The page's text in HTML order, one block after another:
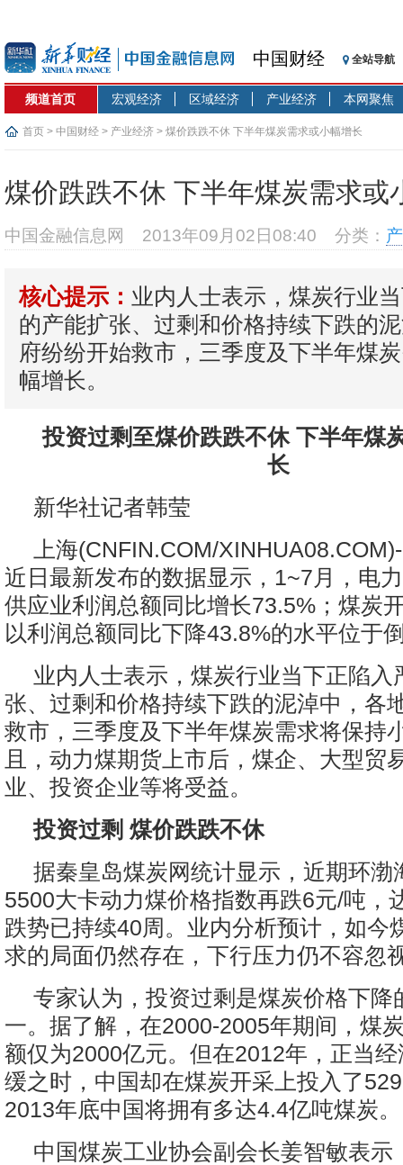
中国财经 全站导航
频道首页 宏观经济 区域经济 产业经济 本网聚焦
首页 > 中国财经 > 产业经济 > 煤价跌跌不休 下半年煤炭需求或小幅增长
煤价跌跌不休 下半年煤炭需求或
中国金融信息网 2013年09月02日08:40 分类：
核心提示： 业内人士表示，煤炭行业
的产能扩张、过剩和价格持续下跌的
府纷纷开始救市，三季度及下半年煤
幅增长。
投资过剩至煤价跌跌不休 下半年煤
长
新华社记者韩莹
上海(CNFIN.COM/
近日最新发布的数据显示，1~7月，电
供应业利润总额同比增长73.5%；煤炭
以利润总额同比下降43.8%的水平位于
业内人士表示，煤炭行业当下正陷入
张、过剩和价格持续下跌的泥淖中，各
救市，三季度及下半年煤炭需求将保持
且，动力煤期货上市后，煤企、大型贸
业、投资企业等将受益。
投资过剩 煤价跌跌不休
据秦皇岛煤炭网统计显示，近期环渤
5500大卡动力煤价格指数再跌6元/吨，
跌势已持续40周。业内分析预计，如今
求的局面仍然存在，下行压力仍不容忽
专家认为，投资过剩是煤炭价格下降
一。据了解，在2000-2005年期间，煤
额仅为2000亿元。但在2012年，正当
缓之时，中国却在煤炭开采上投入了
2013年底中国将拥有多达4.4亿吨煤炭。
中国煤炭工业协会副会长姜智敏表示